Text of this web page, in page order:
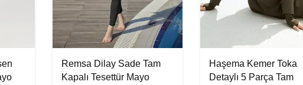
Remsa Dilay Sade Tam
Kapalı Tesettür Mayo
Haşema Kemer Toka
Detaylı 5 Parça Tam